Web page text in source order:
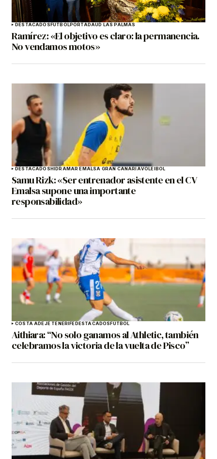
DESTACADOSFÚTBOLPORTADAUD LAS PALMAS
Ramírez: «El objetivo es claro: la permanencia.
No vendamos motos»
DESTACADOSHIDRAMAR EMALSA GRAN CANARIAVOLEIBOL
Samu Rizk: «Ser entrenador asistente en el CV
Emalsa supone una importante
responsabilidad»
COSTA ADEJE TENERIFEDESTACADOSFÚTBOL
Aithiara: “No solo ganamos al Athletic, también
celebramos la victoria de la vuelta de Pisco”